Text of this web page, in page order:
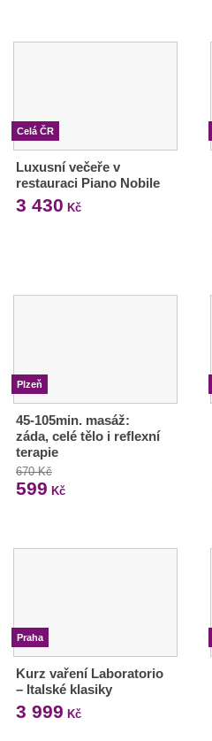
Celá ČR
Luxusní večeře v
restauraci Piano Nobile
3 430 Kč
Plzeň
45-105min. masáž:
záda, celé tělo i reflexní
terapie
670 Kč
599 Kč
Praha
Kurz vaření Laboratorio
– Italské klasiky
3 999 Kč